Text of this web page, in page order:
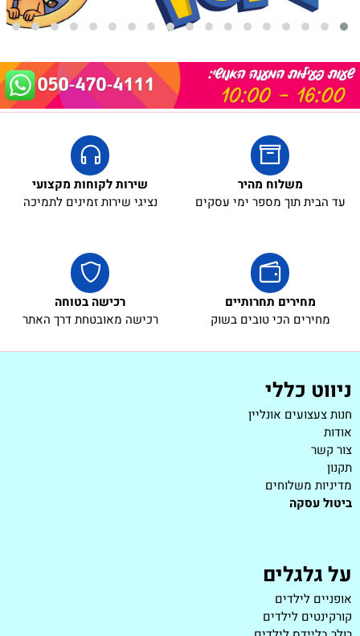
משלוח מהיר
עד הבית תוך מספר ימי עסקים
שירות לקוחות מקצועי
נציגי שירות זמינים לתמיכה
מחירים תחרותיים
מחירים הכי טובים בשוק
רכישה בטוחה
רכישה מאובטחת דרך האתר
ניווט כללי
חנות צעצועים אונליין
אודות
צור קשר
תקנון
מדיניות משלוחים
ביטול עסקה
על גלגלים
אופניים לילדים
קורקינטים לילדים